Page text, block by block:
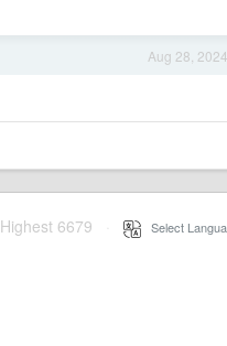
Aug 28, 2024
Highest 6679 Select